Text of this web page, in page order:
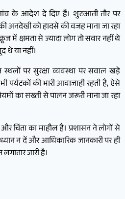
के आदेश दे दिए हैं। शुरुआती तौर पर
अनदेखी को हादसे की वजह माना जा रहा
में क्षमता से ज्यादा लोग तो सवार नहीं थे
थे या नहीं।
स्थलों पर सुरक्षा व्यवस्था पर सवाल खड़े
पर्यटकों की भारी आवाजाही रहती है, ऐसे
का सख्ती से पालन जरूरी माना जा रहा
चिंता का माहौल है। प्रशासन ने लोगों से
न दें और आधिकारिक जानकारी पर ही
जारी है।